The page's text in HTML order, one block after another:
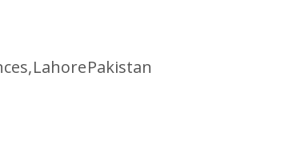
Lahore Pakistan